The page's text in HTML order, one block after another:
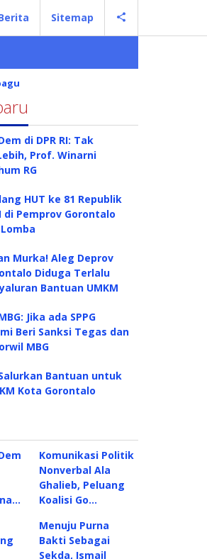
Sitemap
di DPR RI: Tak
Prof. Winarni
RG
HUT ke 81 Republik
di Pemprov Gorontalo
Murka! Aleg Deprov
Diduga Terlalu
Bantuan UMKM
Jika ada SPPG
Beri Sanksi Tegas dan
MBG
Bantuan untuk
Kota Gorontalo
Komunikasi Politik
Nonverbal Ala
Ghalieb, Peluang
Koalisi Go…
Menuju Purna
Bakti Sebagai
Sekda, Ismail